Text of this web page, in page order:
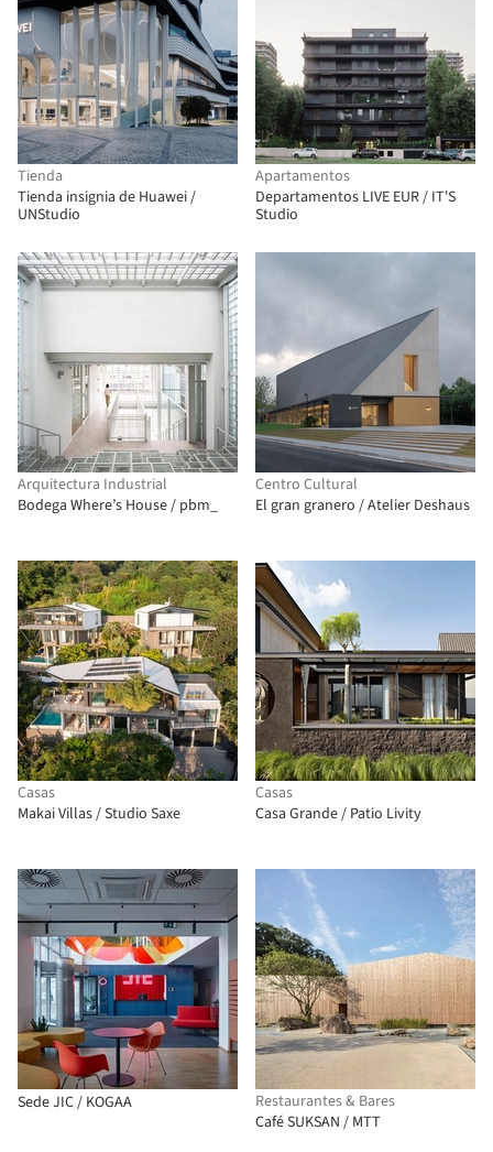
Tienda
Tienda insignia de Huawei /
UNStudio
Apartamentos
Departamentos LIVE EUR / IT'S
Studio
Arquitectura Industrial
Bodega Where’s House / pbm_
Centro Cultural
El gran granero / Atelier Deshaus
Casas
Makai Villas / Studio Saxe
Casas
Casa Grande / Patio Livity
Sede JIC / KOGAA
Restaurantes & Bares
Café SUKSAN / MTT